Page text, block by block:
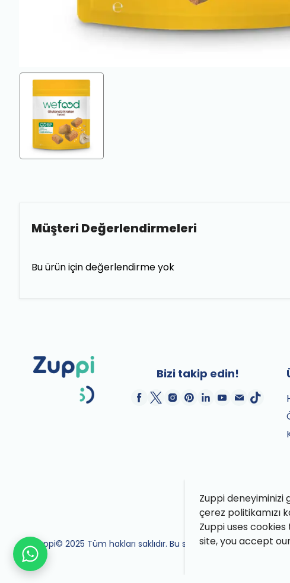
Zuppi deneyiminizi
çerez politikamızı
Zuppi uses
site, you accept
Müşteri Değerlendirmeleri
Bu ürün için değerlendirme yok
Bizi takip edin!
Zuppi© 2025 Tüm hakları saklıdır. Bu site Zuppi ekibi